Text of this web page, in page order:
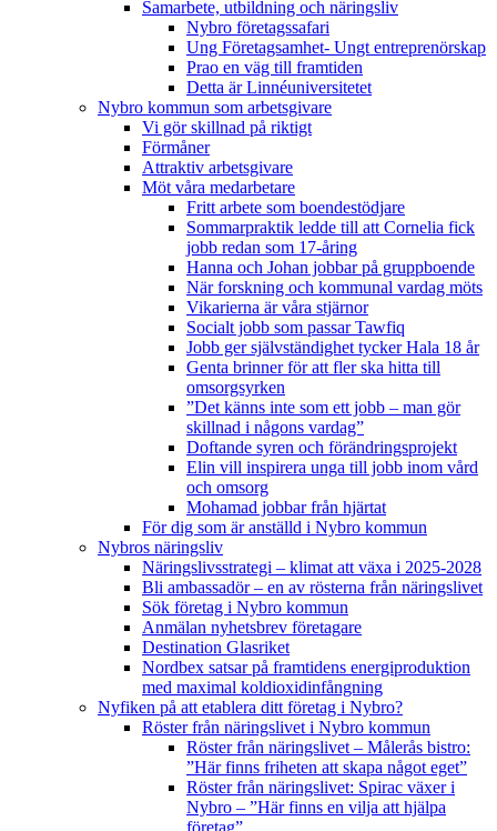
Samarbete, utbildning och näringsliv
Nybro företagssafari
Ung Företagsamhet- Ungt entreprenörskap
Prao en väg till framtiden
Detta är Linnéuniversitetet
Nybro kommun som arbetsgivare
Vi gör skillnad på riktigt
Förmåner
Attraktiv arbetsgivare
Möt våra medarbetare
Fritt arbete som boendestödjare
Sommarpraktik ledde till att Cornelia fick
jobb redan som 17-åring
Hanna och Johan jobbar på gruppboende
När forskning och kommunal vardag möts
Vikarierna är våra stjärnor
Socialt jobb som passar Tawfiq
Jobb ger självständighet tycker Hala 18 år
Genta brinner för att fler ska hitta till
omsorgsyrken
”Det känns inte som ett jobb – man gör
skillnad i någons vardag”
Doftande syren och förändringsprojekt
Elin vill inspirera unga till jobb inom vård
och omsorg
Mohamad jobbar från hjärtat
För dig som är anställd i Nybro kommun
Nybros näringsliv
Näringslivsstrategi – klimat att växa i 2025-2028
Bli ambassadör – en av rösterna från näringslivet
Sök företag i Nybro kommun
Anmälan nyhetsbrev företagare
Destination Glasriket
Nordbex satsar på framtidens energiproduktion
med maximal koldioxidinfångning
Nyfiken på att etablera ditt företag i Nybro?
Röster från näringslivet i Nybro kommun
Röster från näringslivet – Målerås bistro:
”Här finns friheten att skapa något eget”
Röster från näringslivet: Spirac växer i
Nybro – ”Här finns en vilja att hjälpa
företag”